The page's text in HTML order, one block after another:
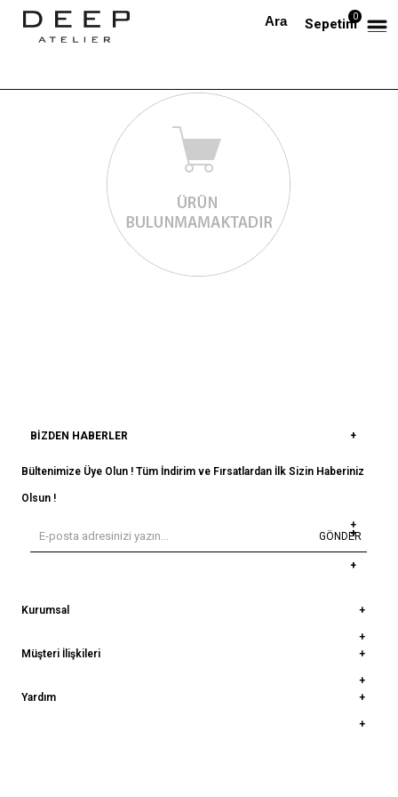
Sepetim0
BIZDEN HABERLER
Bültenimize Üye Olun ! Tüm İndirim ve Fırsatlardan İlk Sizin Haberiniz
Olsun !
GÖNDER
Kurumsal
Müşteri İlişkileri
Yardım